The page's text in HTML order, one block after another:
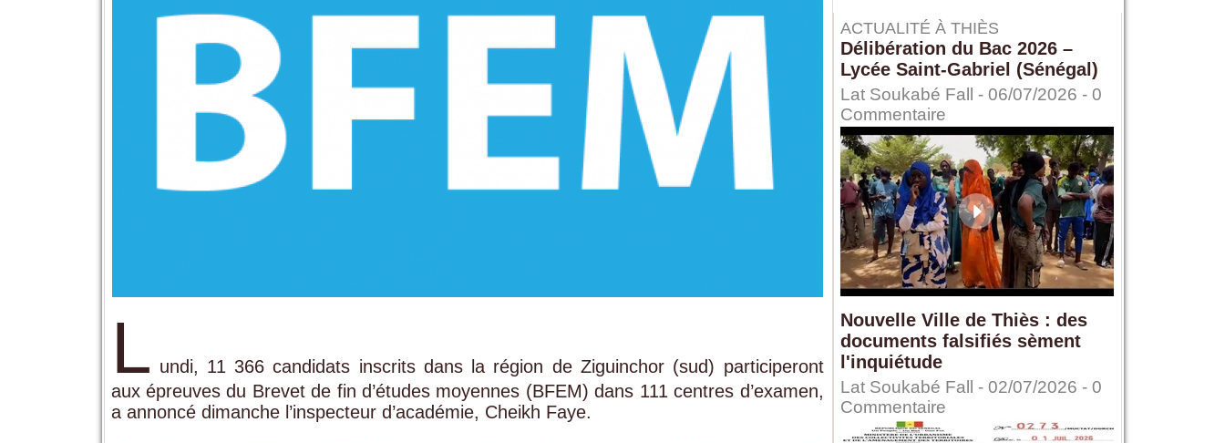
L undi, 11 366 candidats inscrits dans la région de Ziguinchor (sud) participeront
aux épreuves du Brevet de fin d’études moyennes (BFEM) dans 111 centres d’examen,
a annoncé dimanche l’inspecteur d’académie, Cheikh Faye.
ACTUALITÉ À THIÈS
Délibération du Bac 2026 –
Lycée Saint-Gabriel (Sénégal)
Lat Soukabé Fall - 06/07/2026 - 0
Commentaire
Nouvelle Ville de Thiès : des
documents falsifiés sèment
l'inquiétude
Lat Soukabé Fall - 02/07/2026 - 0
Commentaire